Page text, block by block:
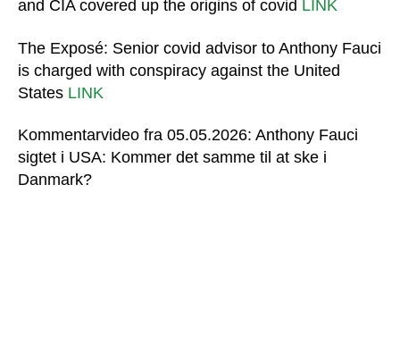
and CIA covered up the origins of covid LINK
The Exposé: Senior covid advisor to Anthony Fauci
is charged with conspiracy against the United
States LINK
Kommentarvideo fra 05.05.2026: Anthony Fauci
sigtet i USA: Kommer det samme til at ske i
Danmark?